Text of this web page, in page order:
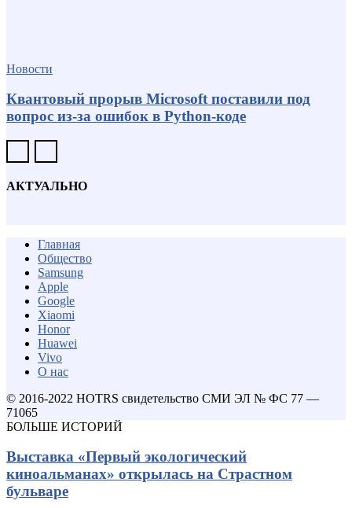
Новости
Квантовый прорыв Microsoft поставили под
вопрос из-за ошибок в Python-коде
АКТУАЛЬНО
Главная
Общество
Samsung
Apple
Google
Xiaomi
Honor
Huawei
Vivo
О нас
© 2016-2022 HOTRS свидетельство СМИ ЭЛ № ФС 77 —
71065
БОЛЬШЕ ИСТОРИЙ
Выставка «Первый экологический
киноальманах» открылась на Страстном
бульваре